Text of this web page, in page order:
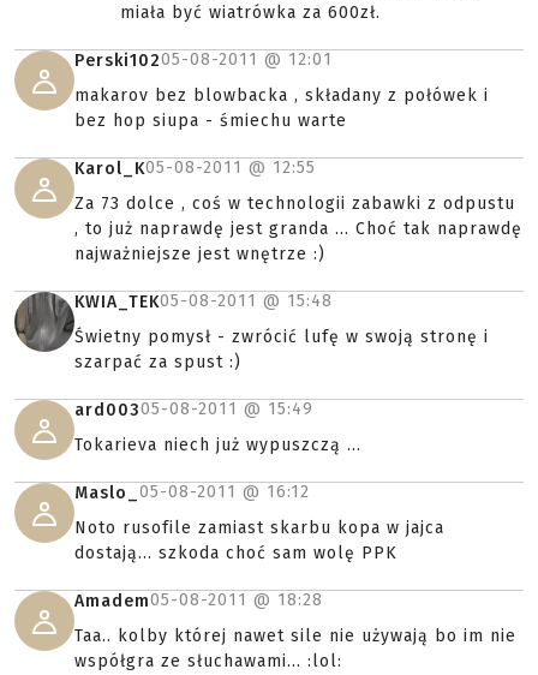
miała być wiatrówka za 600zł.
Perski10205-08-2011 @ 12:01
makarov bez blowbacka , składany z połówek i
bez hop siupa - śmiechu warte
Karol_K05-08-2011 @ 12:55
Za 73 dolce , coś w technologii zabawki z odpustu
, to już naprawdę jest granda ... Choć tak naprawdę
najważniejsze jest wnętrze :)
KWIA_TEK05-08-2011 @ 15:48
Świetny pomysł - zwrócić lufę w swoją stronę i
szarpać za spust :)
ard00305-08-2011 @ 15:49
Tokarieva niech już wypuszczą ...
Maslo_ 05-08-2011 @ 16:12
Noto rusofile zamiast skarbu kopa w jajca
dostają... szkoda choć sam wolę PPK
Amadem05-08-2011 @ 18:28
Taa.. kolby której nawet sile nie używają bo im nie
współgra ze słuchawami... :lol: